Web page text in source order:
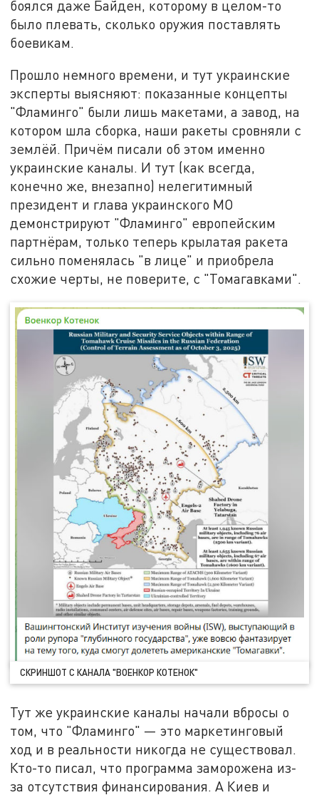
боялся даже Байден, которому в целом-то
было плевать, сколько оружия поставлять
боевикам.
Прошло немного времени, и тут украинские
эксперты выясняют: показанные концепты
"Фламинго" были лишь макетами, а завод, на
котором шла сборка, наши ракеты сровняли с
землёй. Причём писали об этом именно
украинские каналы. И тут (как всегда,
конечно же, внезапно) нелегитимный
президент и глава украинского МО
демонстрируют "Фламинго" европейским
партнёрам, только теперь крылатая ракета
сильно поменялась "в лице" и приобрела
схожие черты, не поверите, с "Томагавками".
СКРИНШОТ С КАНАЛА "ВОЕНКОР КОТЕНОК"
Тут же украинские каналы начали вбросы о
том, что "Фламинго" — это маркетинговый
ход и в реальности никогда не существовал.
Кто-то писал, что программа заморожена из-
за отсутствия финансирования. А Киев и